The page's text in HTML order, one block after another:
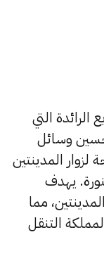
التي
وسائل
لزوار المدينتين
يهدف
مما
التنقل